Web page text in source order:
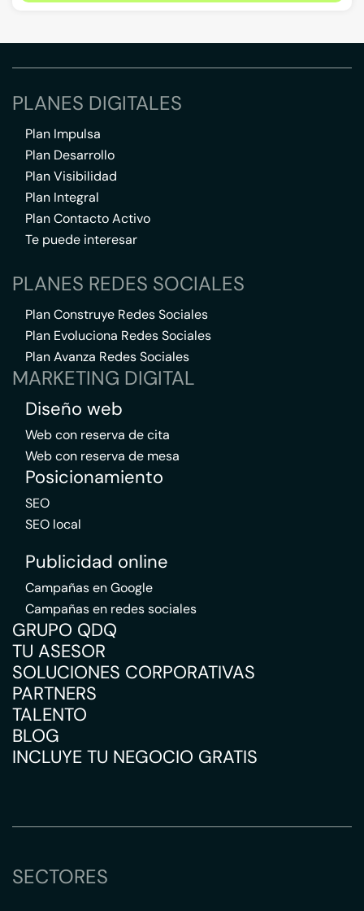
PLANES DIGITALES
Plan Impulsa
Plan Desarrollo
Plan Visibilidad
Plan Integral
Plan Contacto Activo
Te puede interesar
PLANES REDES SOCIALES
Plan Construye Redes Sociales
Plan Evoluciona Redes Sociales
Plan Avanza Redes Sociales
MARKETING DIGITAL
Diseño web
Web con reserva de cita
Web con reserva de mesa
Posicionamiento
SEO
SEO local
Publicidad online
Campañas en Google
Campañas en redes sociales
GRUPO QDQ
TU ASESOR
SOLUCIONES CORPORATIVAS
PARTNERS
TALENTO
BLOG
INCLUYE TU NEGOCIO GRATIS
SECTORES